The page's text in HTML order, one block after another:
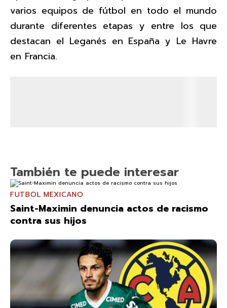
varios equipos de fútbol en todo el mundo
durante diferentes etapas y entre los que
destacan el Leganés en España y Le Havre
en Francia.
También te puede interesar
FUTBOL MEXICANO
Saint-Maximin denuncia actos de racismo
contra sus hijos